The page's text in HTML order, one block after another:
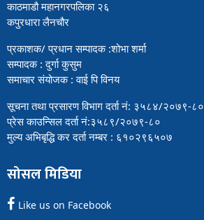
काठमाडौ महानगरपलिका २६
कपुरधारा लैनचौर
प्रकाशक/ प्रधान सम्पादक :शोभा शर्मा
सम्पादक : दुर्गा कुसुम
समाचार संयोजक : वाई पि विनय
सूचना तथा प्रसारण विभाग दर्ता नं: ३५८४/२०७९-८०
प्रेस काउन्सिल दर्ता नं:३५८९/२०७९-८०
मुल्य अभिबृद्धि कर दर्ता नम्बर : ६१०२९६५०७
सोसल मिडिया
Like us on Facebook